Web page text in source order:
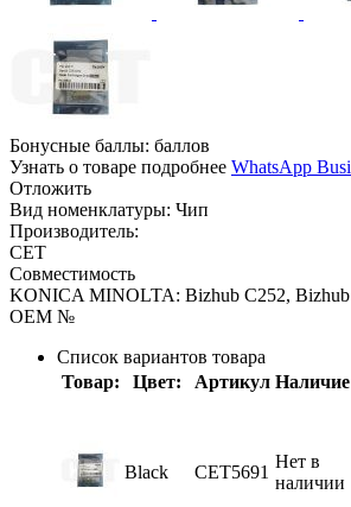
Бонусные баллы: баллов
Узнать о товаре подробнее WhatsApp
Отложить
Вид номенклатуры: Чип
Производитель:
CET
Совместимость
KONICA MINOLTA: Bizhub C252,
OEM №
Список вариантов товара
Товар:
Цвет: Артикул Наличие
Black CET5691
Нет в
наличии